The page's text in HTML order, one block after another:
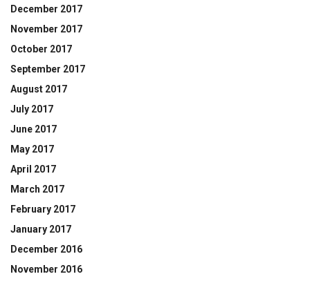
December 2017
November 2017
October 2017
September 2017
August 2017
July 2017
June 2017
May 2017
April 2017
March 2017
February 2017
January 2017
December 2016
November 2016